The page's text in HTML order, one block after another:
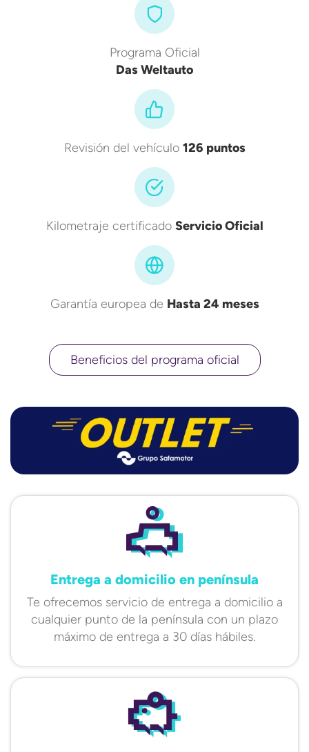
Programa Oficial
Das Weltauto
Revisión del vehículo 126 puntos
Kilometraje certificado Servicio Oficial
Garantía europea de Hasta 24 meses
Beneficios del programa oficial
Entrega a domicilio en península
Te ofrecemos servicio de entrega a domicilio a
cualquier punto de la península con un plazo
máximo de entrega a 30 días hábiles.